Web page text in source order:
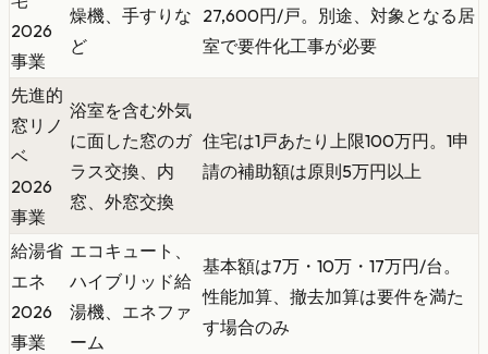
2026
事業
燥機、手すりな
ど
27,600円/戸。別途、対象となる居
室で要件化工事が必要
先進的
窓リノ
ベ
2026
事業
浴室を含む外気
に面した窓のガ
ラス交換、内
窓、外窓交換
住宅は1戸あたり上限100万円。1申
請の補助額は原則5万円以上
給湯省
エネ
2026
事業
エコキュート、
ハイブリッド給
湯機、エネファ
ーム
基本額は7万・10万・17万円/台。
性能加算、撤去加算は要件を満た
す場合のみ